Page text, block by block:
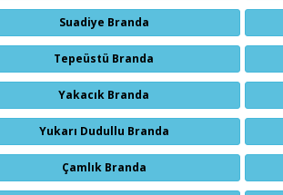
Suadiye Branda
Tepeüstü Branda
Yakacık Branda
Yukarı Dudullu Branda
Çamlık Branda